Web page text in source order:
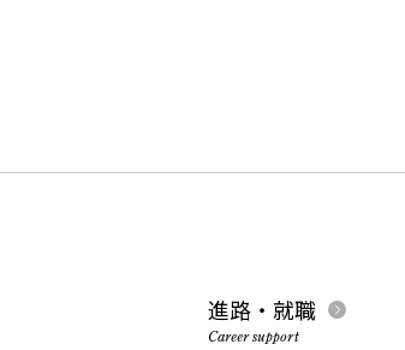
進路・就職
Career support